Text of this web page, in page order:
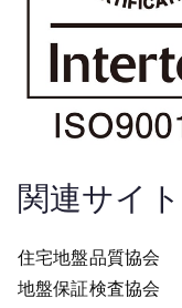
関連サイト
住宅地盤品質協会
地盤保証検査協会